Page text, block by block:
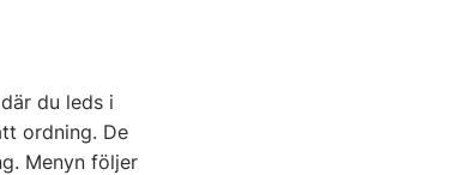
du leds i
ordning. De
Menyn följer